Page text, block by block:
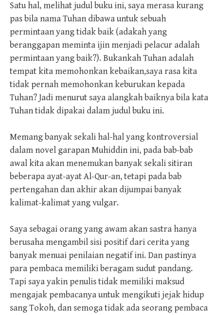
Satu hal, melihat judul buku ini, saya merasa kurang
pas bila nama Tuhan dibawa untuk sebuah
permintaan yang tidak baik (adakah yang
beranggapan meminta ijin menjadi pelacur adalah
permintaan yang baik?). Bukankah Tuhan adalah
tempat kita memohonkan kebaikan,saya rasa kita
tidak pernah memohonkan keburukan kepada
Tuhan? Jadi menurut saya alangkah baiknya bila kata
Tuhan tidak dipakai dalam judul buku ini.
Memang banyak sekali hal-hal yang kontroversial
dalam novel garapan Muhiddin ini, pada bab-bab
awal kita akan menemukan banyak sekali sitiran
beberapa ayat-ayat Al-Qur-an, tetapi pada bab
pertengahan dan akhir akan dijumpai banyak
kalimat-kalimat yang vulgar.
Saya sebagai orang yang awam akan sastra hanya
berusaha mengambil sisi positif dari cerita yang
banyak menuai penilaian negatif ini. Dan pastinya
para pembaca memiliki beragam sudut pandang.
Tapi saya yakin penulis tidak memiliki maksud
mengajak pembacanya untuk mengikuti jejak hidup
sang Tokoh, dan semoga tidak ada seorang pembaca